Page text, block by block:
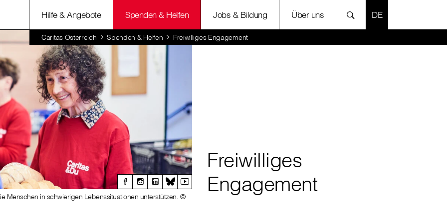
Hilfe & Angebote Spenden & Helfen Jobs & Bildung Über uns SPRACHE
Caritas Österreich Spenden & Helfen Freiwilliges Engagement
Freiwilliges
Engagement
Menschen in schwierigen Lebenssituationen unterstützen. ©